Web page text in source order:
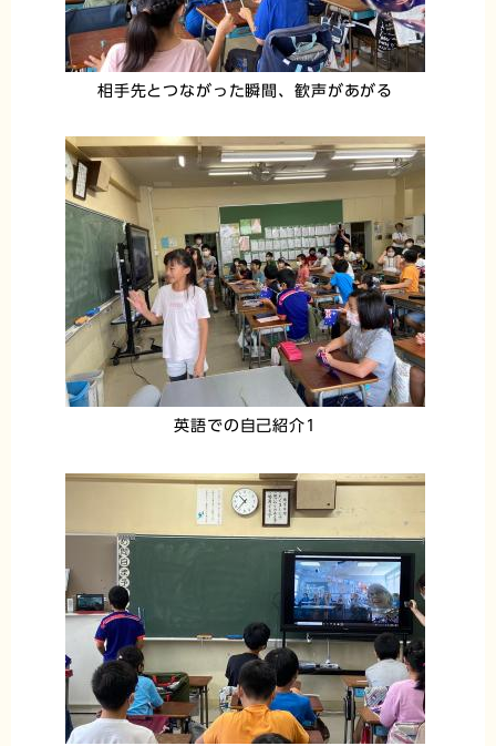
相手先とつながった瞬間、歓声があがる
英語での自己紹介1